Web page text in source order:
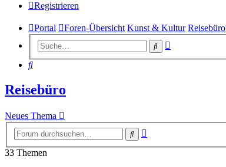
Registrieren
Portal Foren-Übersicht Kunst & Kultur Reisebüro
Suche
Suche
Reisebüro
Neues Thema
Suche
33 Themen